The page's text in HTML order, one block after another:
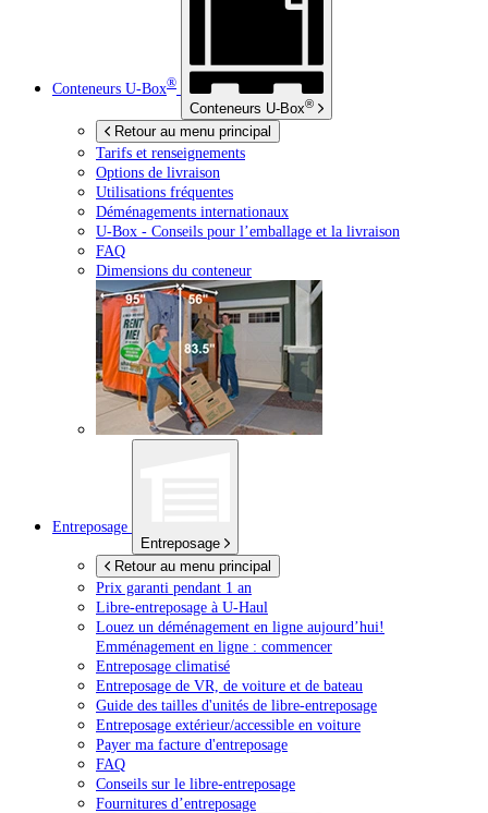
Conteneurs U-Box®
Conteneurs U-Box®
Retour au menu principal
Tarifs et renseignements
Options de livraison
Utilisations fréquentes
Déménagements internationaux
U-Box - Conseils pour l’emballage et la livraison
FAQ
Dimensions du conteneur
Entreposage
Entreposage
Retour au menu principal
Prix garanti pendant 1 an
Libre-entreposage à U-Haul
Louez un déménagement en ligne aujourd’hui!
Emménagement en ligne : commencer
Entreposage climatisé
Entreposage de VR, de voiture et de bateau
Guide des tailles d'unités de libre-entreposage
Entreposage extérieur/accessible en voiture
Payer ma facture d'entreposage
FAQ
Conseils sur le libre-entreposage
Fournitures d’entreposage